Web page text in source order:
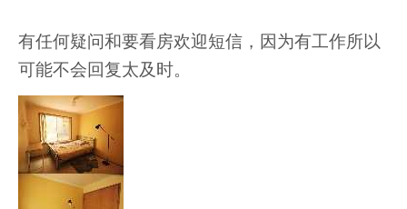
有任何疑问和要看房欢迎短信，因为有工作所以
可能不会回复太及时。